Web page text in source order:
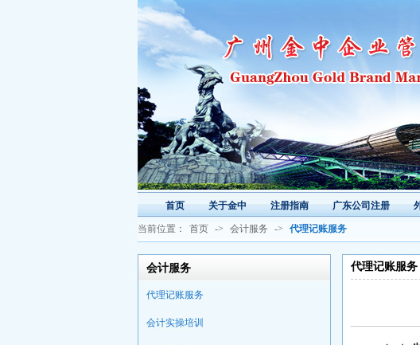
首页 关于金中 注册指南 广东公司注册
当前位置： 首页 -> 会计服务 -> 代理记账服务
会计服务
代理记账服务
会计实操培训
代理记账服务